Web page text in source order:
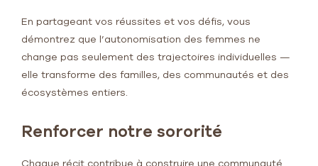
En partageant vos réussites et vos défis, vous
démontrez que l’autonomisation des femmes ne
change pas seulement des trajectoires individuelles —
elle transforme des familles, des communautés et des
écosystèmes entiers.
Renforcer notre sororité
Chaque récit contribue à construire une communauté